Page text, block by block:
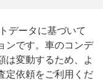
データに基づいて
ンです。車のコンデ
は変動するため、よ
定依頼をご利用くだ